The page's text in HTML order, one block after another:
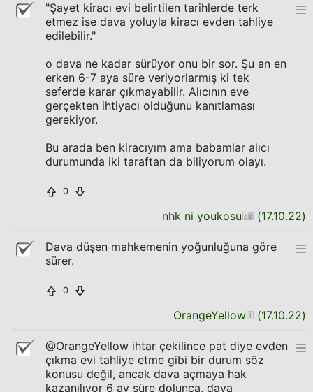
"Şayet kiracı evi belirtilen tarihlerde terk
etmez ise dava yoluyla kiracı evden tahliye
edilebilir."
o dava ne kadar sürüyor onu bir sor. Şu an en
erken 6-7 aya süre veriyorlarmış ki tek
seferde karar çıkmayabilir. Alıcının eve
gerçekten ihtiyacı olduğunu kanıtlaması
gerekiyor.
Bu arada ben kiracıyım ama babamlar alıcı
durumunda iki taraftan da biliyorum olayı.
0
nhk ni youkosu (17.10.22)
Dava düşen mahkemenin yoğunluğuna göre
sürer.
0
OrangeYellow (17.10.22)
@OrangeYellow ihtar çekilince pat diye evden
çıkma evi tahliye etme gibi bir durum söz
konusu değil, ancak dava açmaya hak
kazanılıyor 6 ay süre dolunca, dava